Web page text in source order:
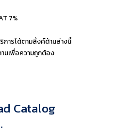
7%​
ารได้ตามลิ้งค์ด้านล่างนี้
มเพื่อความถูกต้อง
Catalog